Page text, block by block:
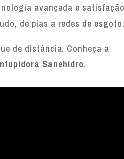
avançada e satisfação
de pias a redes de esgoto.
de distância. Conheça a
Sanehidro.